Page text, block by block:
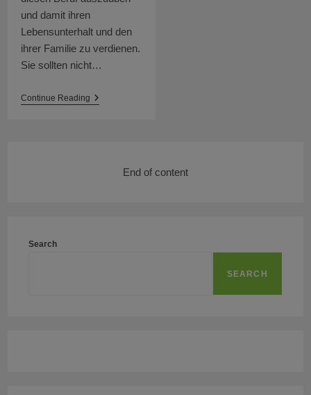
und damit ihren
Lebensunterhalt und den
ihrer Familie zu verdienen.
Sie sollten nicht…
Continue ReadingApprenticeship
End of content
Search
SEARCH